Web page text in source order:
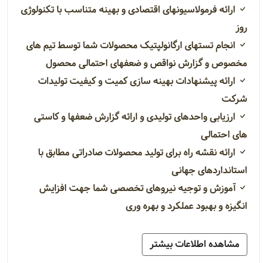
ارائه فرمولاسیونهای اقتصادی و بهینه متناسب با تکنولوژی
روز
انجام تستهای ارگانولپتیک محصولات شما توسط تیم های
مخصوص و گزارش نواقص و ضعفهای احتمالی محصول
ارائه پیشنهادات بهینه سازی کمیت و کیفیت تولیدات
شرکت
ارزیابی واحدهای تولیدی و ارائه گزارش ضعفها و کاستی
های احتمالی
ارائه نقشه راه برای تولید محصولات صادراتی مطابق با
استانداردهای جهانی
آموزش و توجیه نیروهای تخصصی شما جهت افزایش
انگیزه و بهبود عملکرد و بهره وری
مشاهده اطلاعات بیشتر